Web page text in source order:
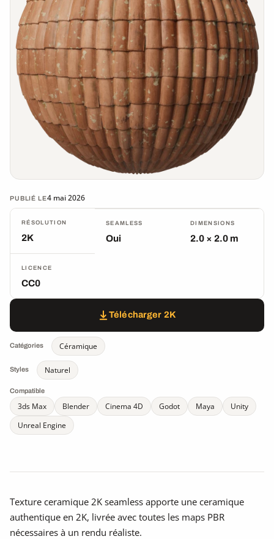
PUBLIÉ LE4 mai 2026
RÉSOLUTION
2K
SEAMLESS
Oui
DIMENSIONS
2.0 × 2.0 m
LICENCE
CC0
Télécharger 2K
Catégories Céramique
Styles Naturel
Compatible
3ds Max Blender Cinema 4D Godot Maya
Unity
Unreal Engine
Texture ceramique 2K seamless apporte une ceramique
authentique en 2K, livrée avec toutes les maps PBR
nécessaires à un rendu réaliste.